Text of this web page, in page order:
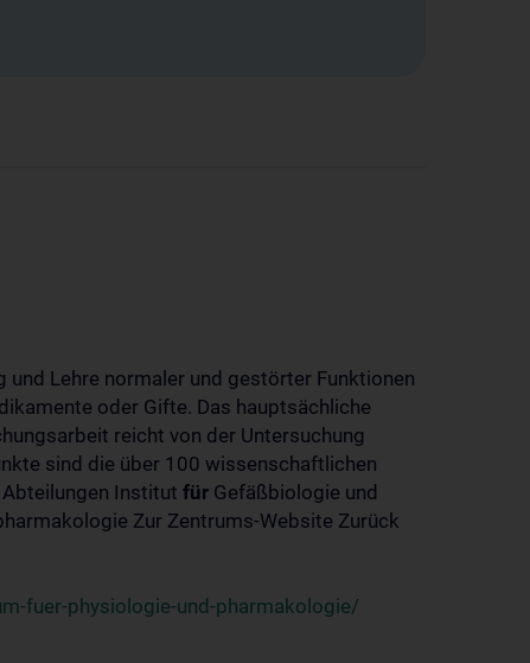
und Lehre normaler und gestörter Funktionen
oder Gifte. Das hauptsächliche
reicht von der Untersuchung
sind die über 100 wissenschaftlichen
Institut für Gefäßbiologie und
Zur Zentrums-Website Zurück
fuer-physiologie-und-pharmakologie/